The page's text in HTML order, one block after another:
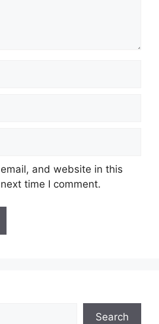
and website in this
time I comment.
Search